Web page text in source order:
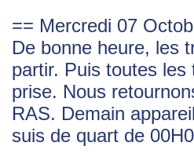
== Mercredi 07
De bonne heure, les
partir. Puis toutes
prise. Nous
RAS. Demain
suis de quart de